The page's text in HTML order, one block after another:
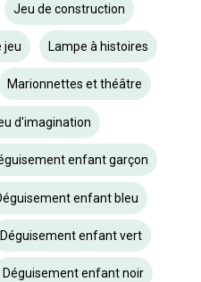
Jeu de construction
jeu Lampe à histoires
Marionnettes et théâtre
d'imagination
enfant garçon
enfant bleu
Déguisement enfant vert
Déguisement enfant noir